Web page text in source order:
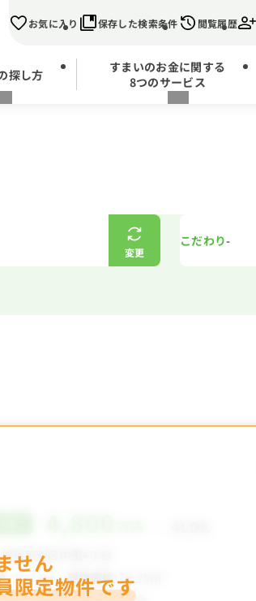
お気に入り 保存した検索条件 閲覧履歴
探し方
すまいのお金に関する
8つのサービス
変更
こだわり-
せん
限定物件です